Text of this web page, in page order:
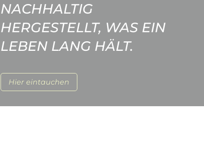
Hier eintauchen
NACHHALTIG
HERGESTELLT, WAS EIN
LEBEN LANG HÄLT.